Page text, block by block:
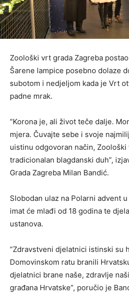
Zoološki vrt grada Zagreba
Šarene lampice posebno dolaze
subotom i nedjeljom kada je Vrt
padne mrak.
“Korona je, ali život teče dalje.
mjera. Čuvajte sebe i svoje
uistinu odgovoran način,
tradicionalan blagdanski duh”,
Grada Zagreba Milan Bandić.
Slobodan ulaz na Polarni advent
imat će mlađi od 18 godina te
ustanova.
“Zdravstveni djelatnici istinski su
Domovinskom ratu branili
djelatnici brane naše, zdravlje
građana Hrvatske”, poručio je